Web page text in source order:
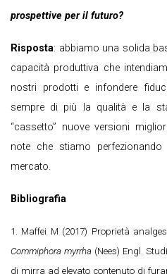
prospettive per il futuro?
Risposta: abbiamo una solida
capacità produttiva che
nostri prodotti e infondere
sempre di più la qualità e la
“cassetto” nuove versioni
note che stiamo
mercato.
Bibliografia
1. Maffei M (2017) Proprietà
Commiphora myrrha (Nees) Engl.
di mirra ad elevato contenuto di